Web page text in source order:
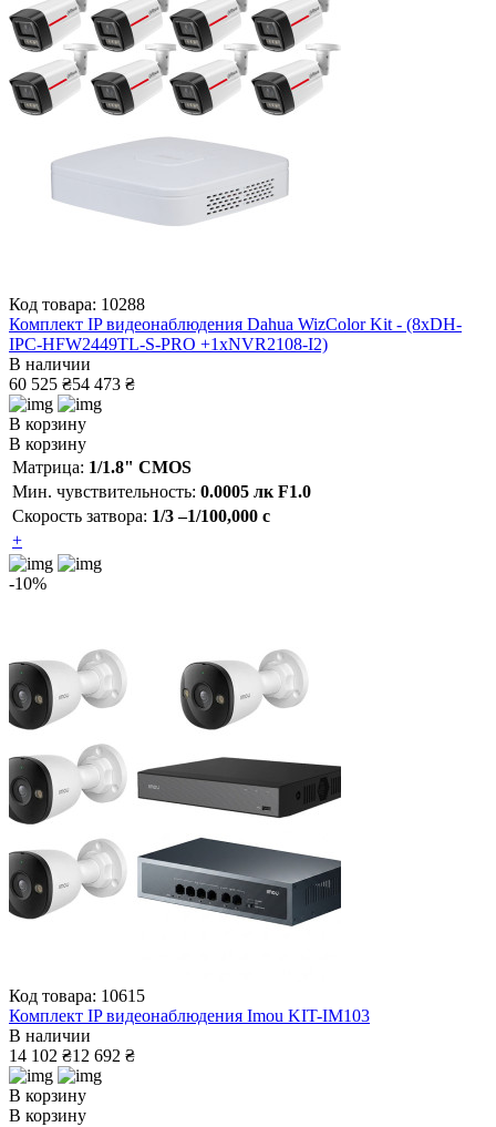
Код товара: 10288
Комплект IP видеонаблюдения Dahua WizColor Kit - (8хDH-
IPC-HFW2449TL-S-PRO +1хNVR2108-I2)
В наличии
60 525 ₴54 473 ₴
В корзину
В корзину
Матрица: 1/1.8" CMOS
Мин. чувствительность: 0.0005 лк F1.0
Скорость затвора: 1/3 –1/100,000 с
+
-10%
Код товара: 10615
Комплект IP видеонаблюдения Imou KIT-IM103
В наличии
14 102 ₴12 692 ₴
В корзину
В корзину